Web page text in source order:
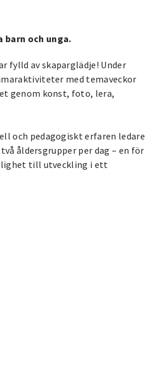
barn och unga.
fylld av skaparglädje! Under
med temaveckor
genom konst, foto, lera,
och pedagogiskt erfaren ledare
åldersgrupper per dag – en för
till utveckling i ett